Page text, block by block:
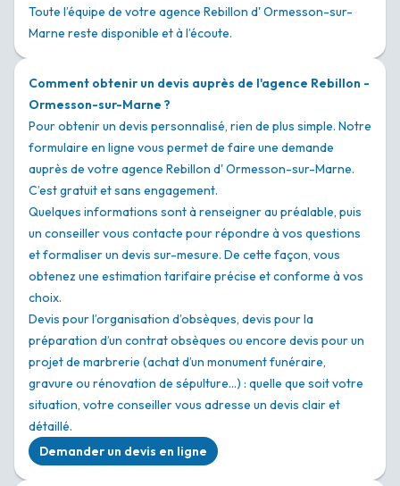
Toute l’équipe de votre agence Rebillon d' Ormesson-sur-
Marne reste disponible et à l’écoute.
Comment obtenir un devis auprès de l'agence Rebillon -
Ormesson-sur-Marne ?
Pour obtenir un devis personnalisé, rien de plus simple. Notre
formulaire en ligne vous permet de faire une demande
auprès de votre agence Rebillon d' Ormesson-sur-Marne.
C’est gratuit et sans engagement.
Quelques informations sont à renseigner au préalable, puis
un conseiller vous contacte pour répondre à vos questions
et formaliser un devis sur-mesure. De cette façon, vous
obtenez une estimation tarifaire précise et conforme à vos
choix.
Devis pour l’organisation d’obsèques, devis pour la
préparation d’un contrat obsèques ou encore devis pour un
projet de marbrerie (achat d’un monument funéraire,
gravure ou rénovation de sépulture…) : quelle que soit votre
situation, votre conseiller vous adresse un devis clair et
détaillé.
Demander un devis en ligne